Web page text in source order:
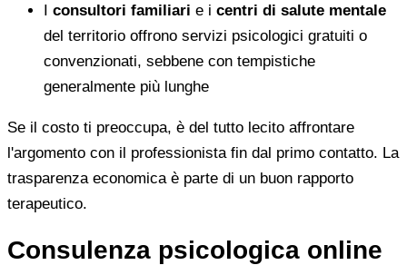
I consultori familiari e i centri di salute mentale
del territorio offrono servizi psicologici gratuiti o
convenzionati, sebbene con tempistiche
generalmente più lunghe
Se il costo ti preoccupa, è del tutto lecito affrontare
l'argomento con il professionista fin dal primo contatto. La
trasparenza economica è parte di un buon rapporto
terapeutico.
Consulenza psicologica online